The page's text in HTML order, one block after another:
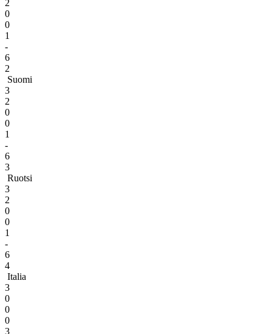
2
0
0
1
-
6
2
Suomi
3
2
0
0
1
-
6
3
Ruotsi
3
2
0
0
1
-
6
4
Italia
3
0
0
0
3